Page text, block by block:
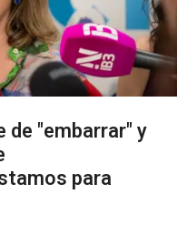
de "embarrar" y
para